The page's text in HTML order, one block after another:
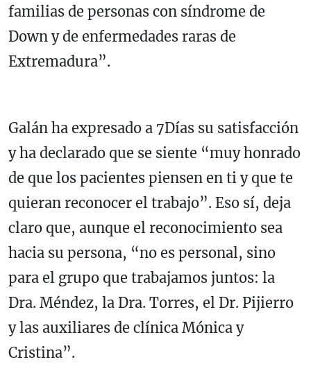
familias de personas con síndrome de
Down y de enfermedades raras de
Extremadura”.
Galán ha expresado a 7Días su satisfacción
y ha declarado que se siente “muy honrado
de que los pacientes piensen en ti y que te
quieran reconocer el trabajo”. Eso sí, deja
claro que, aunque el reconocimiento sea
hacia su persona, “no es personal, sino
para el grupo que trabajamos juntos: la
Dra. Méndez, la Dra. Torres, el Dr. Pijierro
y las auxiliares de clínica Mónica y
Cristina”.